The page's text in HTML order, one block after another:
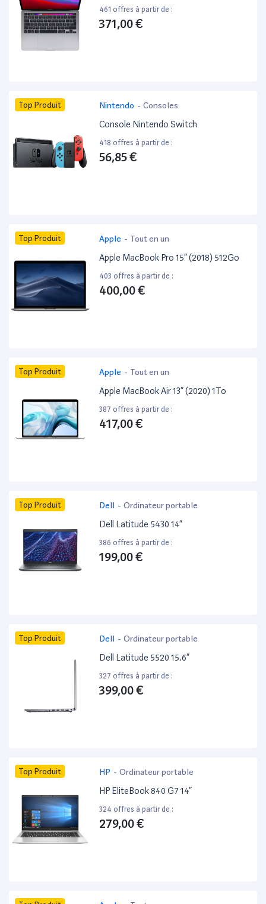
461 offres à partir de :
371,00 €
Top Produit Nintendo - Consoles
Console Nintendo Switch
418 offres à partir de :
56,85 €
Top Produit Apple - Tout en un
Apple MacBook Pro 15” (2018) 512Go
403 offres à partir de :
400,00 €
Top Produit Apple - Tout en un
Apple MacBook Air 13” (2020) 1To
387 offres à partir de :
417,00 €
Top Produit Dell - Ordinateur portable
Dell Latitude 5430 14”
386 offres à partir de :
199,00 €
Top Produit Dell - Ordinateur portable
Dell Latitude 5520 15.6”
327 offres à partir de :
399,00 €
Top Produit HP - Ordinateur portable
HP EliteBook 840 G7 14”
324 offres à partir de :
279,00 €